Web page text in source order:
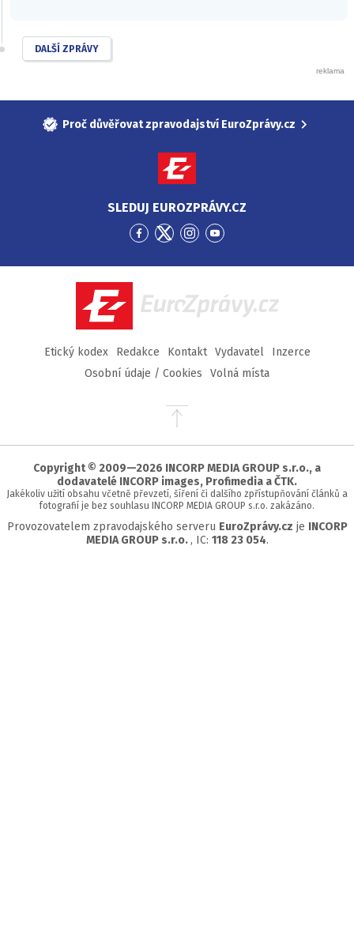
DALŠÍ ZPRÁVY
Proč důvěřovat zpravodajství EuroZprávy.cz
SLEDUJ EUROZPRÁVY.CZ
Přejít
Facebook
Přejít
Twitter
Přejít
Instagram
Přejít
YouTube
EuroZprávy.cz
Etický kodex Redakce Kontakt Vydavatel
Inzerce
Osobní údaje / Cookies
Volná místa
Přejít
stránky
Copyright © 2009—2026 INCORP MEDIA GROUP s.r.o., a
dodavatelé INCORP images, Profimedia a ČTK.
Jakékoliv užití obsahu včetně převzetí, šíření či dalšího zpřístupňování článků a
fotografií je bez souhlasu INCORP MEDIA GROUP s.r.o. zakázáno.
Provozovatelem zpravodajského serveru EuroZprávy.cz je INCORP
MEDIA GROUP s.r.o., IC: 118 23 054.